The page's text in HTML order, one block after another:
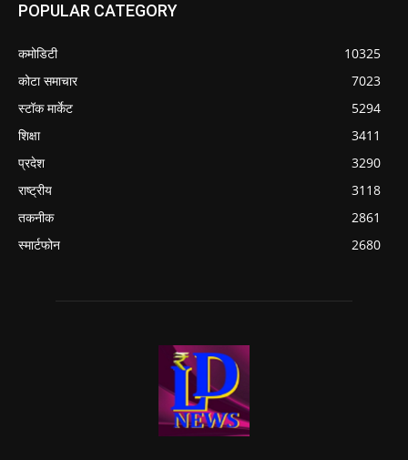
POPULAR CATEGORY
कमोडिटी
10325
कोटा समाचार
7023
स्टॉक मार्केट
5294
शिक्षा
3411
प्रदेश
3290
राष्ट्रीय
3118
तकनीक
2861
स्मार्टफोन
2680